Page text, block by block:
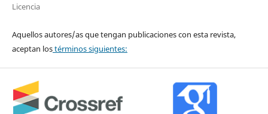
Licencia
Aquellos autores/as que tengan publicaciones con esta revista,
aceptan lostérminos siguientes: